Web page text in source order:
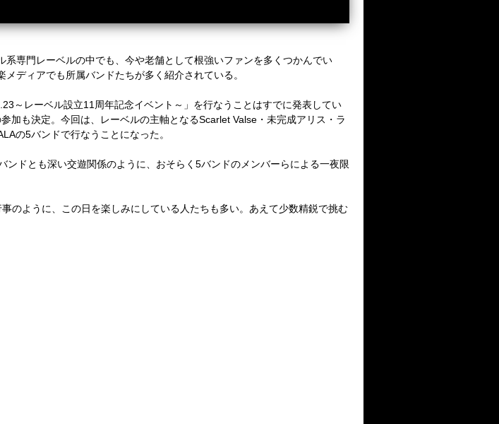
系専門レーベルの中でも、今や老舗として根強いファンを多くつかんでい
ディアでも所属バンドたちが多く紹介されている。
～レーベル設立11 周年記念イベント～」を行なうことはすでに発表してい
加も決定。今回は、レーベルの主軸となるScarlet Valse ・未完成アリス・ラ
の5バンドで行なうことになった。
ンドとも深い交遊関係のように、おそらく 5バンドのメンバーらによる一夜限
のように、この日を楽しみにしている人たちも多い。あえて少数精鋭で挑む